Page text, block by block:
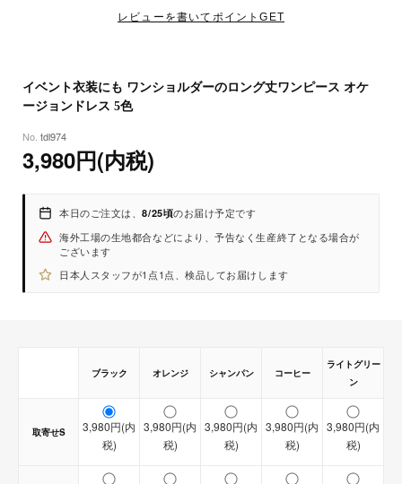
-M：約144cm/約86cm/約70cm/約100cm
【取寄せ商品】
【即納商品】
レビューを書いてポイントGET
イベント衣装にも ワンショルダーのロング丈ワンピース オケ
ージョンドレス 5色
tdl974
3,980円(内税)
本日のご注文は、8/25頃のお届け予定です
海外工場の生地都合などにより、予告なく生産終了となる場合が
ございます
日本人スタッフが1点1点、検品してお届けします
ブラック オレンジ シャンパン コーヒー
ライトグリー
ン
取寄せS
3,980円(内
税)
3,980円(内
税)
3,980円(内
税)
3,980円(内
税)
3,980円(内
税)